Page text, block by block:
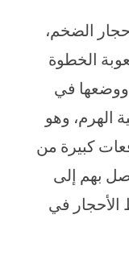
الضخم،
الخطوة
ووضعها في
الهرم، وهو
كبيرة من
بهم إلى
الأحجار في